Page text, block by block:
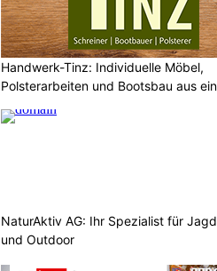
Handwerk-Tinz: Individuelle Möbel,
Polsterarbeiten und Bootsbau aus
NaturAktiv AG: Ihr Spezialist für
und Outdoor